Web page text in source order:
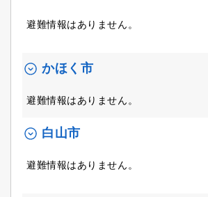
避難情報はありません。
かほく市
避難情報はありません。
白山市
避難情報はありません。